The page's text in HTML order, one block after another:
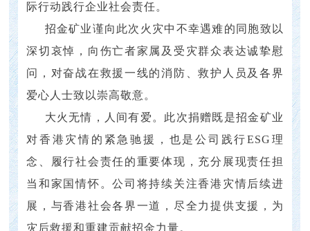
际行动践行企业社会责任。
招金矿业谨向此次火灾中不幸遇难的同胞致以
深切哀悼，向伤亡者家属及受灾群众表达诚挚慰
问，对奋战在救援一线的消防、救护人员及各界
爱心人士致以崇高敬意。
大火无情，人间有爱。此次捐赠既是招金矿业
对香港灾情的紧急驰援，也是公司践行ESG理
念、履行社会责任的重要体现，充分展现责任担
当和家国情怀。公司将持续关注香港灾情后续进
展，与香港社会各界一道，尽全力提供支援，为
灾后救援和重建贡献招金力量。